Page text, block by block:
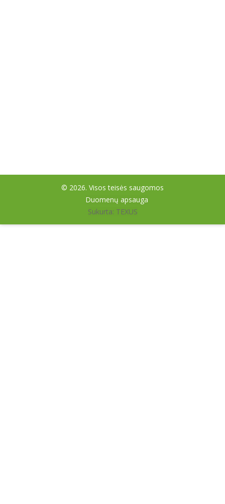
© 2026. Visos teisės saugomos
Duomenų apsauga
Sukurta: TEXUS